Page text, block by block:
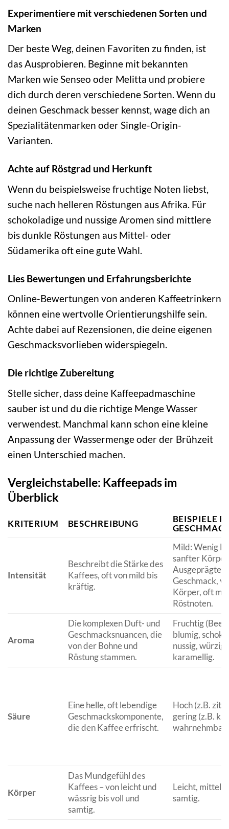
Experimentiere mit verschiedenen Sorten und
Marken
Der beste Weg, deinen Favoriten zu finden, ist
das Ausprobieren. Beginne mit bekannten
Marken wie Senseo oder Melitta und probiere
dich durch deren verschiedene Sorten. Wenn du
deinen Geschmack besser kennst, wage dich an
Spezialitätenmarken oder Single-Origin-
Varianten.
Achte auf Röstgrad und Herkunft
Wenn du beispielsweise fruchtige Noten liebst,
suche nach helleren Röstungen aus Afrika. Für
schokoladige und nussige Aromen sind mittlere
bis dunkle Röstungen aus Mittel- oder
Südamerika oft eine gute Wahl.
Lies Bewertungen und Erfahrungsberichte
Online-Bewertungen von anderen Kaffeetrinkern
können eine wertvolle Orientierungshilfe sein.
Achte dabei auf Rezensionen, die deine eigenen
Geschmacksvorlieben widerspiegeln.
Die richtige Zubereitung
Stelle sicher, dass deine Kaffeepadmaschine
sauber ist und du die richtige Menge Wasser
verwendest. Manchmal kann schon eine kleine
Anpassung der Wassermenge oder der Brühzeit
einen Unterschied machen.
Vergleichstabelle: Kaffeepads im
Überblick
KRITERIUM BESCHREIBUNG
BEISPIELE
Intensität
Beschreibt die Stärke des
Kaffees, oft von mild bis
kräftig.
Mild: Wenig
sanfter
Ausgeprägter
Geschmack,
Körper, oft mit
Röstnoten.
Aroma
Die komplexen Duft- und
Geschmacksnuancen, die
von der Bohne und
Röstung stammen.
Fruchtig
blumig,
nussig, würzig,
karamellig.
Säure
Eine helle, oft lebendige
Geschmackskomponente,
die den Kaffee erfrischt.
Hoch (z.B.
gering (z.B.
Körper
Das Mundgefühl des
Kaffees – von leicht und
wässrig bis voll und
samtig.
Leicht, mittel,
samtig.